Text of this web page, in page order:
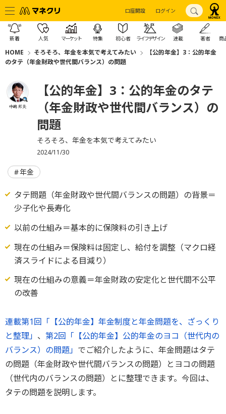
口座開設 ログイン
新着 人気 マーケット 特集 初心者 ライフデザイン 連載 著者 商
HOME そろそろ、年金を本気で考えてみたい
【公的年金】3：公的年金
のタテ（年金財政や世代間バランス）の問題
中嶋 邦夫
【公的年金】3：公的年金のタテ
（年金財政や世代間バランス）の
問題
そろそろ、年金を本気で考えてみたい
2024/11/30
年金
タテ問題（年金財政や世代間バランスの問題）の背景＝
少子化や長寿化
以前の仕組み＝基本的に保険料の引き上げ
現在の仕組み＝保険料は固定し、給付を調整（マクロ経
済スライドによる目減り）
​現在の仕組みの意義＝年金財政の安定化と世代間不公平
の改善
連載第1回「【公的年金】年金制度と年金問題を、ざっくり
と整理」 、 第2回「【公的年金】公的年金のヨコ（世代内の
バランス）の問題」 でご紹介したように、年金問題はタテ
の問題（年金財政や世代間バランスの問題）とヨコの問題
（世代内のバランスの問題）とに整理できます。今回は、
タテの問題を説明します。